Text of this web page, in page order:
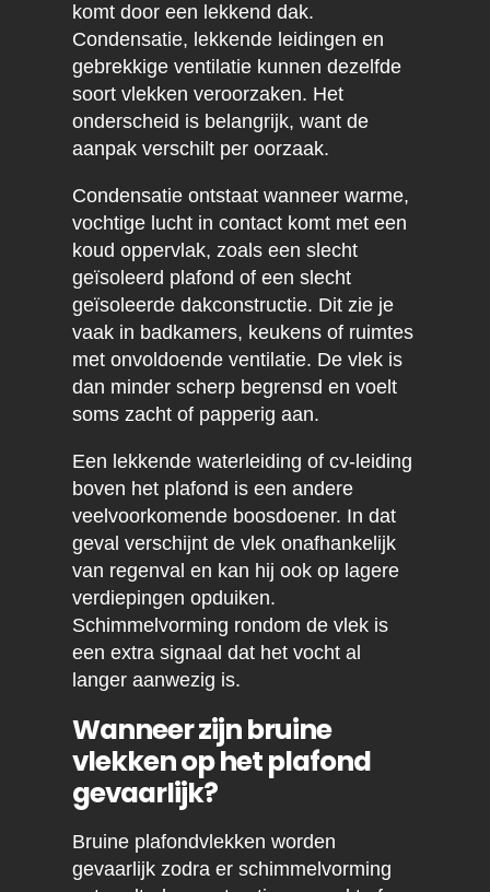
komt door een lekkend dak.
Condensatie, lekkende leidingen en
gebrekkige ventilatie kunnen dezelfde
soort vlekken veroorzaken. Het
onderscheid is belangrijk, want de
aanpak verschilt per oorzaak.
Condensatie ontstaat wanneer warme,
vochtige lucht in contact komt met een
koud oppervlak, zoals een slecht
geïsoleerd plafond of een slecht
geïsoleerde dakconstructie. Dit zie je
vaak in badkamers, keukens of ruimtes
met onvoldoende ventilatie. De vlek is
dan minder scherp begrensd en voelt
soms zacht of papperig aan.
Een lekkende waterleiding of cv-leiding
boven het plafond is een andere
veelvoorkomende boosdoener. In dat
geval verschijnt de vlek onafhankelijk
van regenval en kan hij ook op lagere
verdiepingen opduiken.
Schimmelvorming rondom de vlek is
een extra signaal dat het vocht al
langer aanwezig is.
Wanneer zijn bruine
vlekken op het plafond
gevaarlijk?
Bruine plafondvlekken worden
gevaarlijk zodra er schimmelvorming